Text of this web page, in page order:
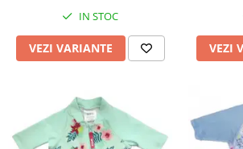
IN STOC
VEZI VARIANTE VEZI